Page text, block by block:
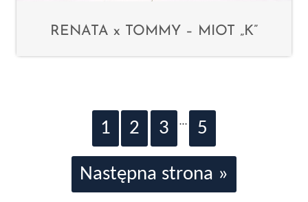
RENATA x TOMMY – MIOT „K”
1 2 3 … 5
Następna strona »